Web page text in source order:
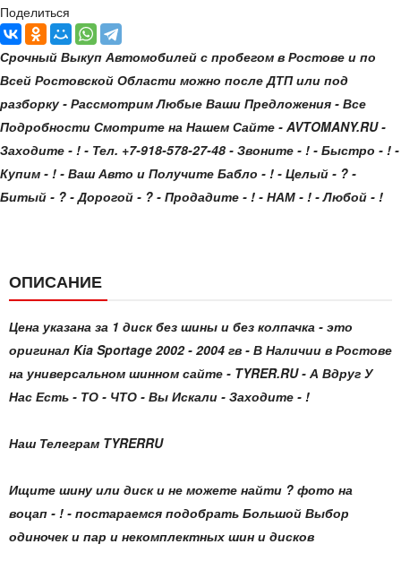
Поделиться
Срочный Выкуп Автомобилей с пробегом в Ростове и по
Всей Ростовской Области можно после ДТП или под
разборку - Рассмотрим Любые Ваши Предложения - Все
Подробности Смотрите на Нашем Сайте - AVTOMANY.RU -
Заходите - ! - Тел. +7-918-578-27-48 - Звоните - ! - Быстро - ! -
Купим - ! - Ваш Авто и Получите Бабло - ! - Целый - ? -
Битый - ? - Дорогой - ? - Продадите - ! - НАМ - ! - Любой - !
ОПИСАНИЕ
Цена указана за 1 диск без шины и без колпачка - это
оригинал Kia Sportage 2002 - 2004 гв - В Наличии в Ростове
на универсальном шинном сайте - TYRER.RU - А Вдруг У
Нас Есть - ТО - ЧТО - Вы Искали - Заходите - !
Наш Телеграм TYRERRU
Ищите шину или диск и не можете найти ? фото на
воцап - ! - постараемся подобрать Большой Выбор
одиночек и пар и некомплектных шин и дисков